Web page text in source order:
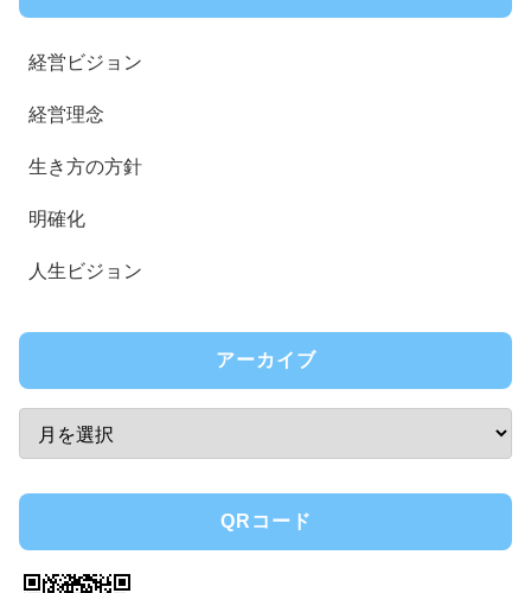
経営ビジョン
経営理念
生き方の方針
明確化
人生ビジョン
アーカイブ
QRコード